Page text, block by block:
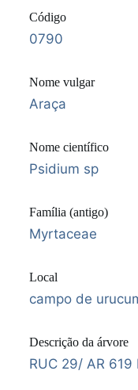
Código
0790
Nome vulgar
Araça
Nome científico
Psidium sp
Família (antigo)
Myrtaceae
Local
campo de
Descrição da árvore
RUC 29/ AR 619